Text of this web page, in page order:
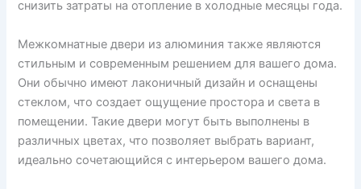
снизить затраты на отопление в холодные месяцы года.
Межкомнатные двери из алюминия также являются
стильным и современным решением для вашего дома.
Они обычно имеют лаконичный дизайн и оснащены
стеклом, что создает ощущение простора и света в
помещении. Такие двери могут быть выполнены в
различных цветах, что позволяет выбрать вариант,
идеально сочетающийся с интерьером вашего дома.